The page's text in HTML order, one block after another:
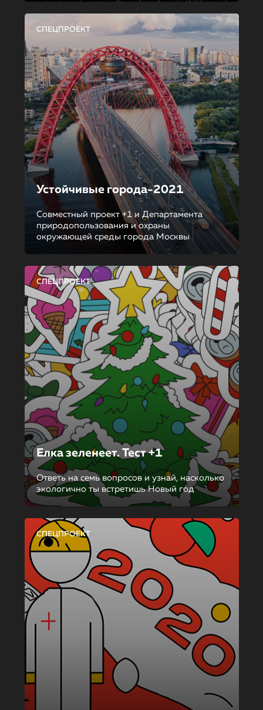
СПЕЦПРОЕКТ
Устойчивые города-2021
Совместный проект +1 и Департамента
природопользования и охраны
окружающей среды города Москвы
СПЕЦПРОЕКТ
Елка зеленеет. Тест +1
Ответь на семь вопросов и узнай, насколько
экологично ты встретишь Новый год
СПЕЦПРОЕКТ